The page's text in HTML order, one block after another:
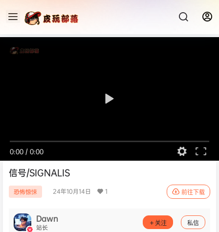
0:00 / 0:00
信号/SIGNALIS
恐怖惊悚 24年10月14日 1 前往下载
Dawn
站长 关注 私信